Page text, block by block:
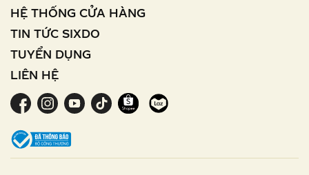
HỆ THỐNG CỬA HÀNG
TIN TỨC SIXDO
TUYỂN DỤNG
LIÊN HỆ